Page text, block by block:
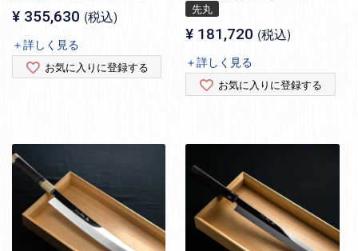
¥ 355,630 税込
＋詳しく見る
お気に入りに登録する
先丸
¥ 181,720 税込
＋詳しく見る
お気に入りに登録する